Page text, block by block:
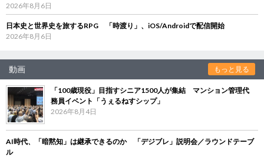
2026年8月6日
日本史と世界史を旅するRPG 「時渡り」、iOS/Androidで配信開始
2026年8月6日
動画 もっと見る
「100歳現役」目指すシニア1500人が集結 マンション管理代
務員イベント「うぇるねすシップ」
2026年8月4日
AI時代、「暗黙知」は継承できるのか 「デジブレ」説明会／ラウンドテーブ
ル